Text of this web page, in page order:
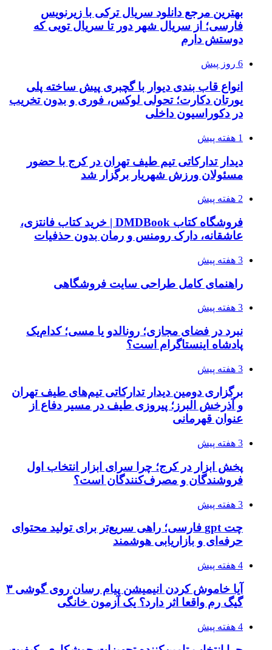
بهترین مرجع دانلود سریال ترکی با زیرنویس
فارسی؛ از سریال شهر دور تا سریال تویی که
دوستش دارم
6 روز پیش
انواع قاب بندی دیوار با گچبری پیش ساخته پلی
یورتان دکارت؛ تحولی لوکس، فوری و بدون تخریب
در دکوراسیون داخلی
1 هفته پیش
دیدار تدارکاتی تیم طیف تهران در کرج با حضور
مسئولان ورزش شهریار برگزار شد
2 هفته پیش
فروشگاه کتاب DMDBook | خرید کتاب فانتزی،
عاشقانه، دارک رومنس و رمان بدون حذفیات
3 هفته پیش
راهنمای کامل طراحی سایت فروشگاهی
3 هفته پیش
نبرد در فضای مجازی؛ رونالدو یا مسی؛ کدام‌یک
پادشاه اینستاگرام است؟
3 هفته پیش
برگزاری دومین دیدار تدارکاتی تیم‌های طیف تهران
و آذرخش البرز؛ پیروزی طیف در مسیر دفاع از
عنوان قهرمانی
3 هفته پیش
پخش ابزار در کرج؛ چرا سرای ابزار انتخاب اول
فروشندگان و مصرف‌کنندگان است؟
3 هفته پیش
چت gpt فارسی؛ راهی سریع‌تر برای تولید محتوای
حرفه‌ای و بازاریابی هوشمند
4 هفته پیش
آیا خاموش کردن انیمیشن پیام رسان روی گوشی ۳
گیگ رم واقعا اثر دارد؟ یک آزمون خانگی
4 هفته پیش